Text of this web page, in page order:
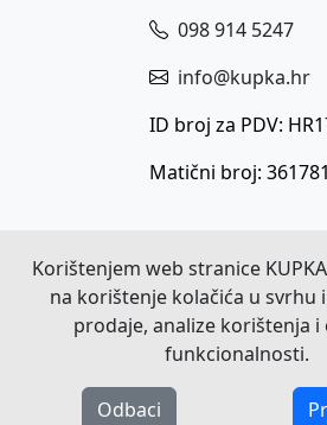
Korištenjem web stranice
na korištenje kolačića u svrhu
prodaje, analize korištenja i
funkcionalnosti.
Odbaci
098 914 5247
info@kupka.hr
ID broj za PDV:
Matični broj: